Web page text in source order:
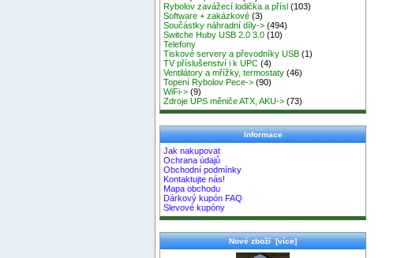
Rybolov zavážecí lodička a přísl (103)
Software + zakázkové (3)
Součástky náhradní díly-> (494)
Switche Huby USB 2.0 3.0 (10)
Telefony
Tiskové servery a převodníky USB (1)
TV příslušenství i k UPC (4)
Ventilátory a mřížky, termostaty (46)
Topení Rybolov Pece-> (90)
WiFi-> (9)
Zdroje UPS měniče ATX, AKU-> (73)
Informace
Jak nakupovat
Ochrana údajů
Obchodní podmínky
Kontaktujte nás!
Mapa obchodu
Dárkový kupón FAQ
Slevové kupóny
Nové zboží [více]